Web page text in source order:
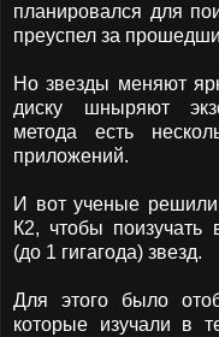
планировался для
преуспел за
Но звезды меняют
диску шныряют
метода есть
приложений.
И вот ученые
К2, чтобы поизучать
(до 1 гигагода) звезд.
Для этого было
которые изучали в